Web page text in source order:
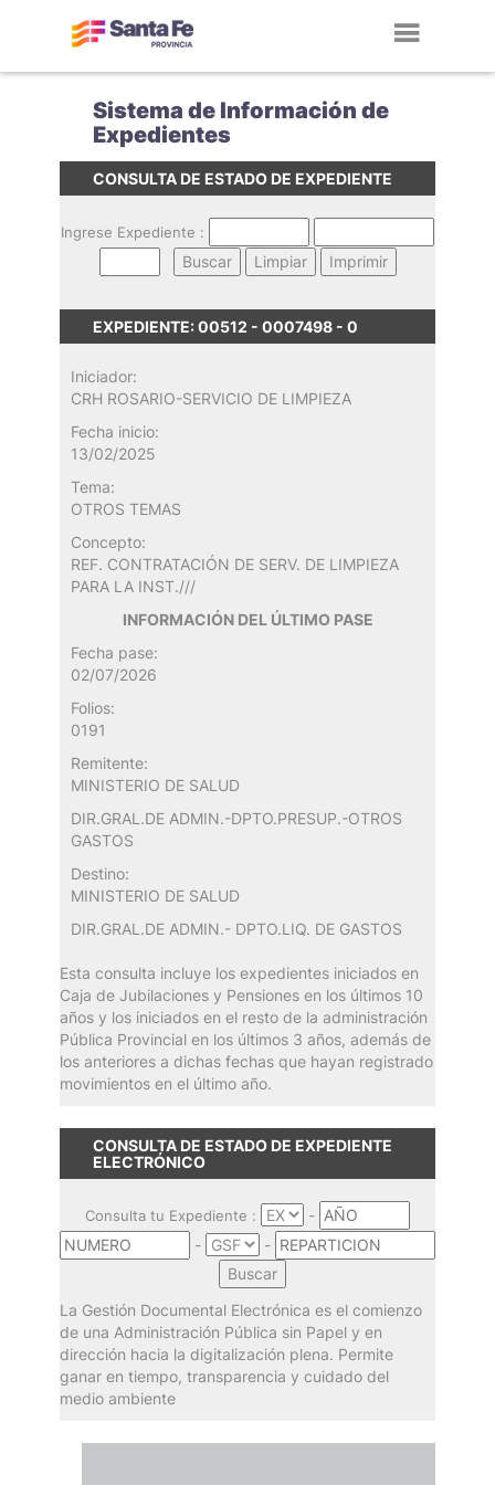
Sistema de Información de
Expedientes
CONSULTA DE ESTADO DE EXPEDIENTE
Ingrese Expediente :
EXPEDIENTE: 00512 - 0007498 - 0
Iniciador:
CRH ROSARIO-SERVICIO DE LIMPIEZA
Fecha inicio:
13/02/2025
Tema:
OTROS TEMAS
Concepto:
REF. CONTRATACIÓN DE SERV. DE LIMPIEZA
PARA LA INST.///
INFORMACIÓN DEL ÚLTIMO PASE
Fecha pase:
02/07/2026
Folios:
0191
Remitente:
MINISTERIO DE SALUD
DIR.GRAL.DE ADMIN.-DPTO.PRESUP.-OTROS
GASTOS
Destino:
MINISTERIO DE SALUD
DIR.GRAL.DE ADMIN.- DPTO.LIQ. DE GASTOS
Esta consulta incluye los expedientes iniciados en
Caja de Jubilaciones y Pensiones en los últimos 10
años y los iniciados en el resto de la administración
Pública Provincial en los últimos 3 años, además de
los anteriores a dichas fechas que hayan registrado
movimientos en el último año.
CONSULTA DE ESTADO DE EXPEDIENTE
ELECTRÓNICO
Consulta tu Expediente :
-
-
-
La Gestión Documental Electrónica es el comienzo
de una Administración Pública sin Papel y en
dirección hacia la digitalización plena. Permite
ganar en tiempo, transparencia y cuidado del
medio ambiente